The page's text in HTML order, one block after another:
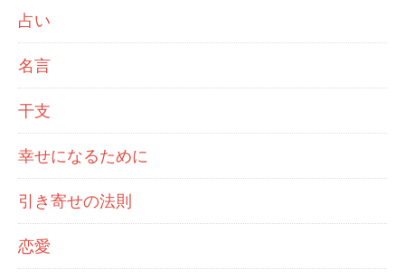
占い
名言
干支
幸せになるために
引き寄せの法則
恋愛